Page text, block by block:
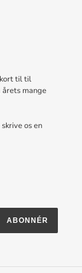
til til
mange
os en
ABONNÉR